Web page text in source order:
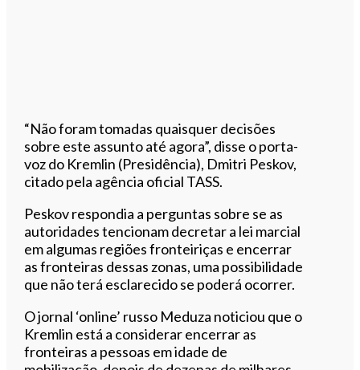
“Não foram tomadas quaisquer decisões
sobre este assunto até agora”, disse o porta-
voz do Kremlin (Presidência), Dmitri Peskov,
citado pela agência oficial TASS.
Peskov respondia a perguntas sobre se as
autoridades tencionam decretar a lei marcial
em algumas regiões fronteiriças e encerrar
as fronteiras dessas zonas, uma possibilidade
que não terá esclarecido se poderá ocorrer.
O jornal ‘online’ russo Meduza noticiou que o
Kremlin está a considerar encerrar as
fronteiras a pessoas em idade de